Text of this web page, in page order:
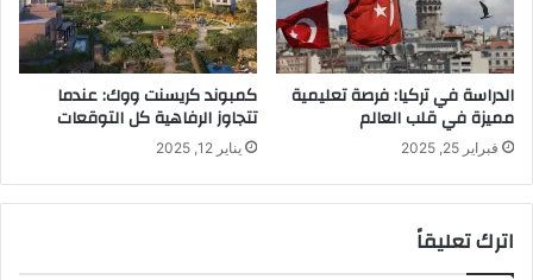
الدراسة في تركيا: فرصة تعليمية
مميزة في قلب العالم
فبراير 25, 2025
كمبوند كريسنت ووك: عندما
تتجاوز الرفاهية كل التوقعات
يناير 12, 2025
اترك تعليقاً